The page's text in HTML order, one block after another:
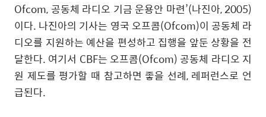
Ofcom, 공동체 라디오 기금 운용안 마련’(나진아, 2005)
이다. 나진아의 기사는 영국 오프콤(Ofcom)이 공동체 라
디오를 지원하는 예산을 편성하고 집행을 앞둔 상황을 전
달한다. 여기서 CBF는 오프콤(Ofcom) 공동체 라디오 지
원 제도를 평가할 때 참고하면 좋을 선례, 레퍼런스로 언
급된다.